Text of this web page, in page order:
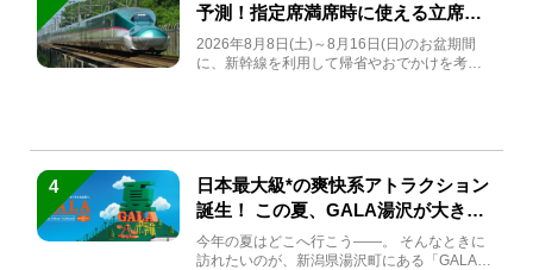
予測！指定席満席時に使える立席特
急券も解説
2026年8月8日(土)～8月16日(日)のお盆期間
に、新幹線を利用して帰省やおでかけを考え
4
日本最大級*の爽快系アトラクション
誕生！ この夏、GALA湯沢が大きく
生まれ変わる
今年の夏はどこへ行こう――。 そんなときに
訪れたいのが、新潟県湯沢町にある「GALA湯